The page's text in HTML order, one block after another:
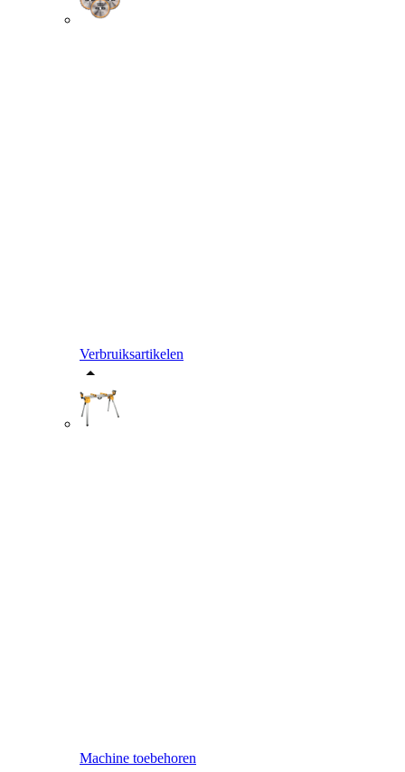
Verbruiksartikelen
Machine toebehoren